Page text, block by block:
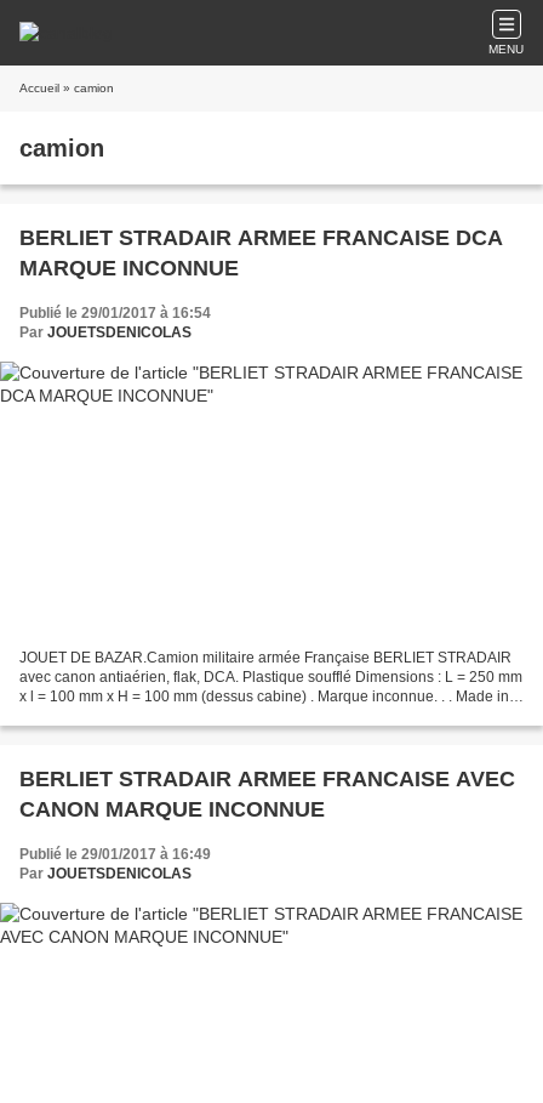
MENU
Accueil » camion
camion
BERLIET STRADAIR ARMEE FRANCAISE DCA
MARQUE INCONNUE
Publié le 29/01/2017 à 16:54
Par JOUETSDENICOLAS
JOUET DE BAZAR.Camion militaire armée Française BERLIET STRADAIR
avec canon antiaérien, flak, DCA. Plastique soufflé Dimensions : L = 250 mm
x l = 100 mm x H = 100 mm (dessus cabine) . Marque inconnue. . . Made in
BERLIET STRADAIR ARMEE FRANCAISE AVEC
CANON MARQUE INCONNUE
Publié le 29/01/2017 à 16:49
Par JOUETSDENICOLAS